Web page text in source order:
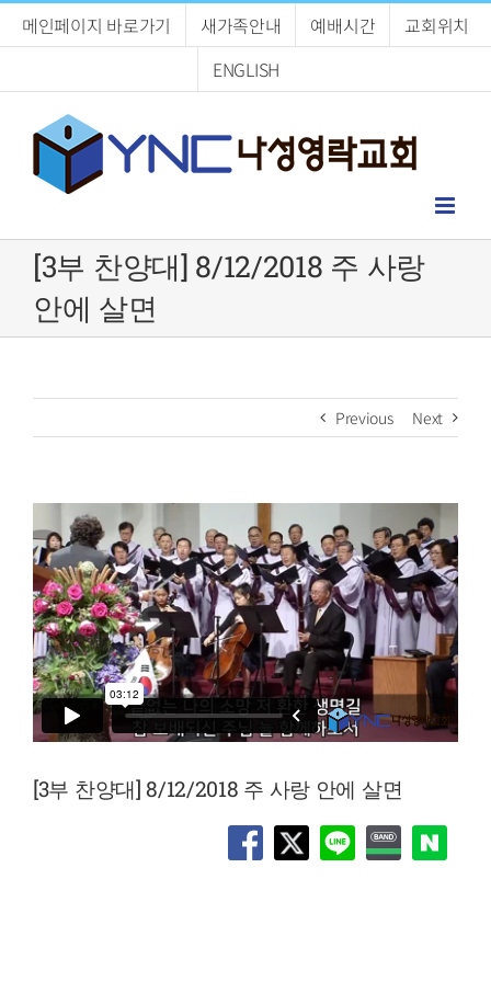
메인페이지 바로가기 새가족안내 예배시간
교회위치
ENGLISH
[3부 찬양대] 8/12/2018 주 사랑
안에 살면
Previous Next
[3부 찬양대] 8/12/2018 주 사랑 안에 살면